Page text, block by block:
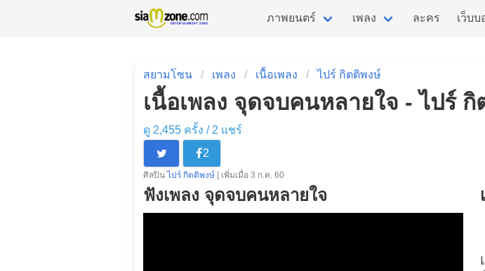
ภาพยนตร์ เพลง ละคร เว็บบ
สยามโซน เพลง เนื้อเพลง ไปร์ กิตติพงษ์
เนื้อเพลง จุดจบคนหลายใจ - ไปร์
ดู 2,455 ครั้ง / 2 แชร์
2
ศิลปิน ไปร์ กิตติพงษ์ | เพิ่มเมื่อ 3 ก.ค. 60
ฟังเพลง จุดจบคนหลายใจ